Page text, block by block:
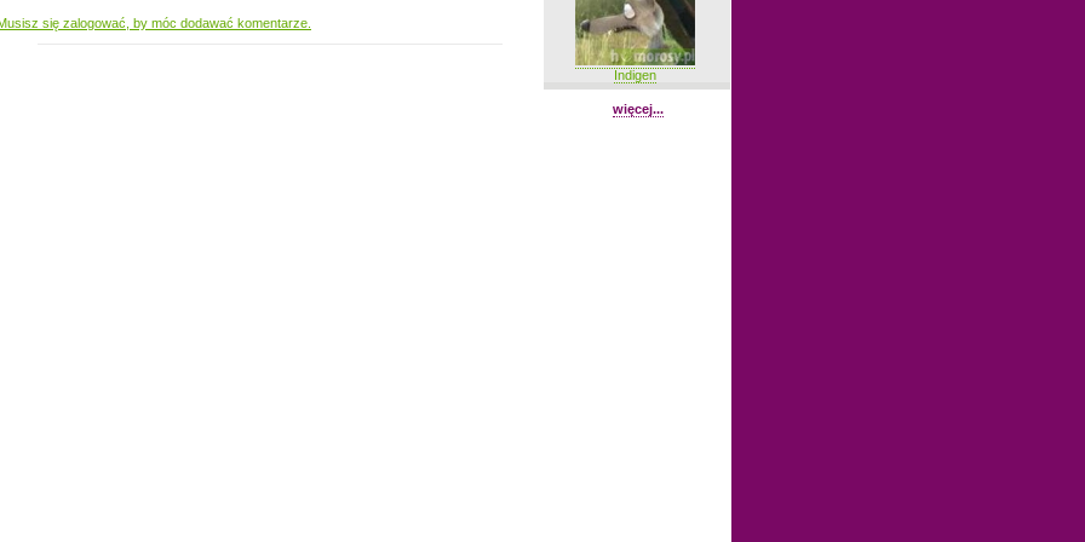
się zalogować, by móc dodawać komentarze.
Indigen
więcej...